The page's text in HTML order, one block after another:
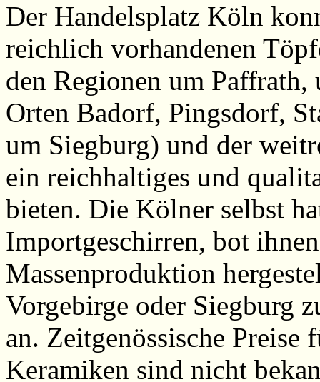
Der Handelsplatz Köln
reichlich vorhandenen
den Regionen um
Orten Badorf, Pingsdorf,
um Siegburg) und der
ein reichhaltiges und
bieten. Die Kölner selbst
Importgeschirren, bot
Massenproduktion
Vorgebirge oder Siegburg
an. Zeitgenössische
Keramiken sind nicht